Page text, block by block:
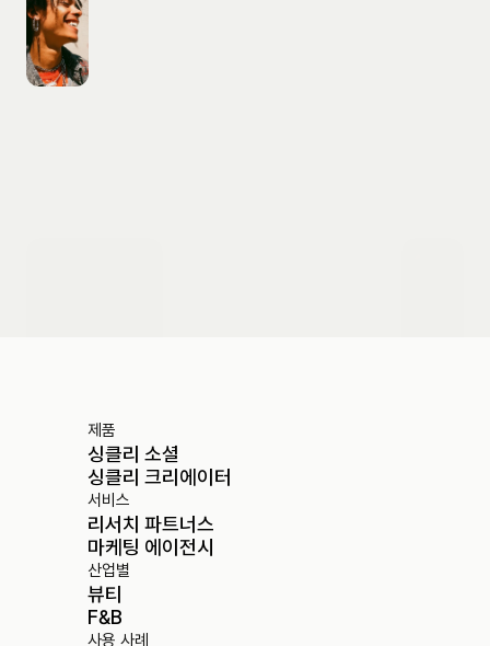
제품
싱클리 크리에이터
싱클리 소셜
산업별
뷰티
F&B
사용 사례
서비스
리서치 파트너스
마케팅 에이전시